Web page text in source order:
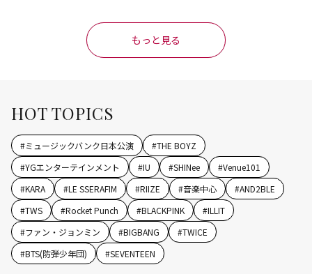
もっと見る
HOT TOPICS
#ミュージックバンク日本公演 #THE BOYZ
#YGエンターテインメント #IU #SHINee #Venue101
#KARA #LE SSERAFIM #RIIZE #音楽中心 #AND2BLE
#TWS #Rocket Punch #BLACKPINK #ILLIT
#ファン・ジョンミン #BIGBANG #TWICE
#BTS(防弾少年団) #SEVENTEEN